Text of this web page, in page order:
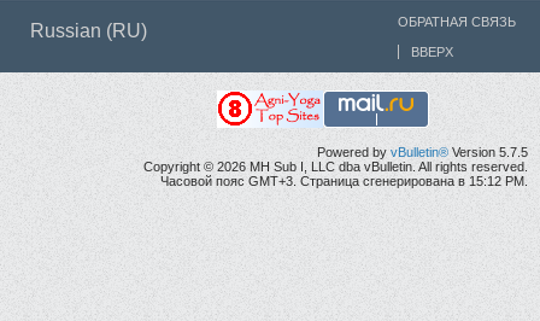
Russian (RU) ОБРАТНАЯ СВЯЗЬ
ВВЕРХ
Powered by vBulletin® Version 5.7.5
Copyright © 2026 MH Sub I, LLC dba vBulletin. All rights reserved.
Часовой пояс GMT+3. Страница сгенерирована в 15:12 PM.